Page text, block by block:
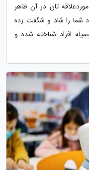
تان در آن ظاهر
شما را شاد و شگفت زده
افراد شناخته شده و